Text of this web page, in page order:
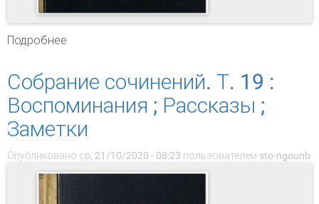
Подробнее
Собрание сочинений. Т. 19 :
Воспоминания ; Рассказы ;
Заметки
Опубликовано ср, 21/10/2020 - 08:23 пользователем sto-ngounb